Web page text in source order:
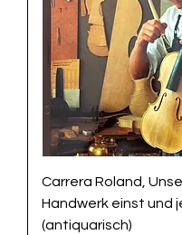
Carrera Roland,
Handwerk einst und
(antiquarisch)